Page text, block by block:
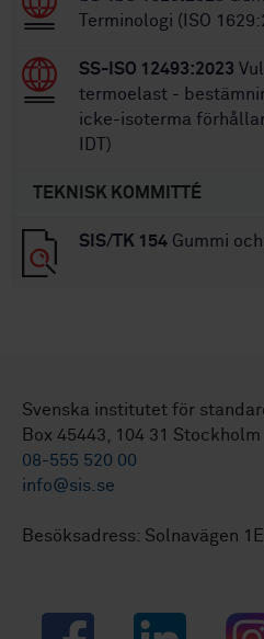
Terminologi (ISO
SS-ISO 12493:2023
termoelast -
icke-isoterma
IDT)
TEKNISK KOMMITTÉ
SIS/TK 154 Gummi
Svenska institutet för
Box 45443, 104 31 Stockholm
08-555 520 00
info@sis.se
Besöksadress: Solnavägen
Facebook LinkedIn